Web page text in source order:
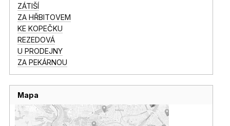
ZÁTIŠÍ
ZA HŘBITOVEM
KE KOPEČKU
REZEDOVÁ
U PRODEJNY
ZA PEKÁRNOU
Mapa